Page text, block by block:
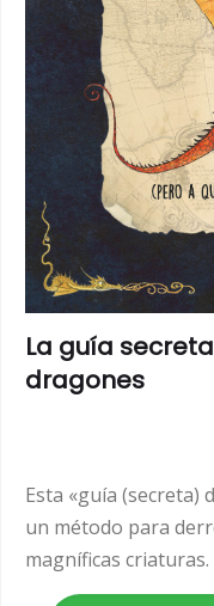
La guía
dragones
Esta «guía (secreta)
un método para
magníficas criaturas.